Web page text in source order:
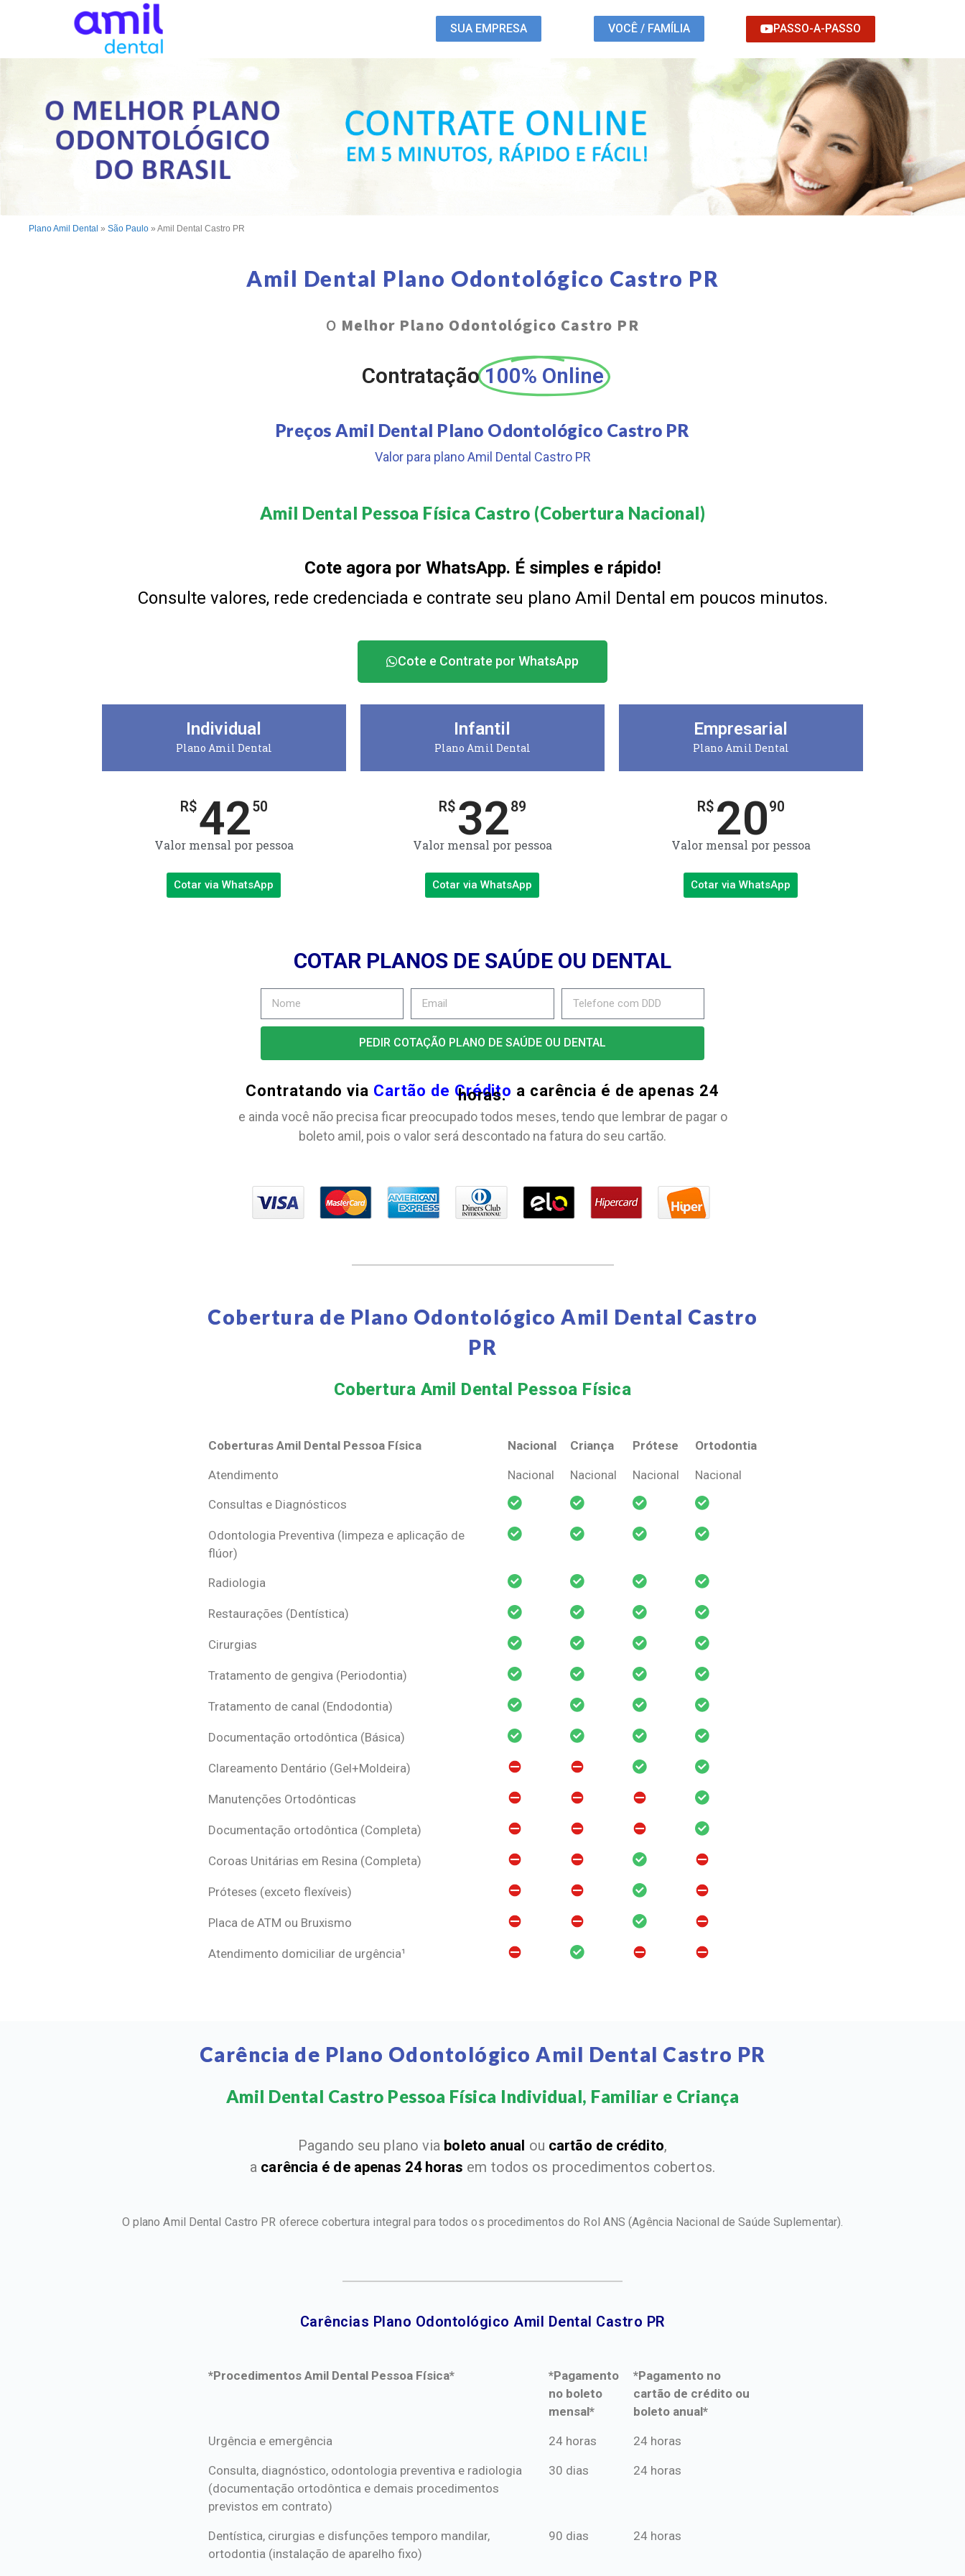
SUA EMPRESA VOCÊ / FAMÍLIA PASSO-A-PASSO
Plano Amil Dental » São Paulo » Amil Dental Castro PR
Amil Dental Plano Odontológico Castro PR
O Melhor Plano Odontológico Castro PR
Contratação 100% Online
Preços Amil Dental Plano Odontológico Castro PR
Valor para plano Amil Dental Castro PR
Amil Dental Pessoa Física Castro (Cobertura Nacional)​
Cote agora por WhatsApp. É simples e rápido!
Consulte valores, rede credenciada e contrate seu plano Amil Dental em poucos minutos.
Cote e Contrate por WhatsApp
Individual
Plano Amil Dental
R$4250
Valor mensal por pessoa
Cotar via WhatsApp
Infantil
Plano Amil Dental
R$ 3289
Valor mensal por pessoa
Cotar via WhatsApp
Empresarial
Plano Amil Dental
R$ 2090
Valor mensal por pessoa
Cotar via WhatsApp
COTAR PLANOS DE SAÚDE OU DENTAL
PEDIR COTAÇÃO PLANO DE SAÚDE OU DENTAL
Contratando via Cartão de Crédito a carência é de apenas 24
horas.
e ainda você não precisa ficar preocupado todos meses, tendo que lembrar de pagar o
boleto amil, pois o valor será descontado na fatura do seu cartão.
Cobertura de Plano Odontológico Amil Dental Castro
PR
Cobertura Amil Dental Pessoa Física​
Coberturas Amil Dental Pessoa Física Nacional Criança Prótese
Ortodontia
Coberturas Amil Dental Pessoa Física
Nacional Criança Prótese Ortodontia
Atendimento Nacional Nacional Nacional Nacional
Consultas e Diagnósticos
Odontologia Preventiva (limpeza e aplicação de
flúor)
Radiologia
Restaurações (Dentística)
Cirurgias
Tratamento de gengiva (Periodontia)
Tratamento de canal (Endodontia)
Documentação ortodôntica (Básica)
Clareamento Dentário (Gel+Moldeira)
Manutenções Ortodônticas
Documentação ortodôntica (Completa)
Coroas Unitárias em Resina (Completa)
Próteses (exceto flexíveis)
Placa de ATM ou Bruxismo
Atendimento domiciliar de urgência¹
Carência de Plano Odontológico Amil Dental Castro PR
Amil Dental Castro Pessoa Física Individual, Familiar e Criança​
Pagando seu plano via boleto anual ou cartão de crédito,
a carência é de apenas 24 horas em todos os procedimentos cobertos.
O plano Amil Dental Castro PR oferece cobertura integral para todos os procedimentos do Rol ANS(Agência Nacional de Saúde Suplementar).
Carências Plano Odontológico Amil Dental Castro PR​
*Procedimentos Amil Dental Pessoa Física*
*Pagamento
no boleto
mensal*
*Pagamento no
cartão de crédito ou
boleto anual*
*Procedimentos Amil Dental Pessoa Física*
*Pagamento
mensal*
*Pagamento no
boleto anual*
Urgência e emergência 24 horas 24 horas
Consulta, diagnóstico, odontologia preventiva e radiologia
(documentação ortodôntica e demais procedimentos
previstos em contrato)
30 dias 24 horas
Dentística, cirurgias e disfunções temporo mandilar,
ortodontia (instalação de aparelho fixo)
90 dias 24 horas